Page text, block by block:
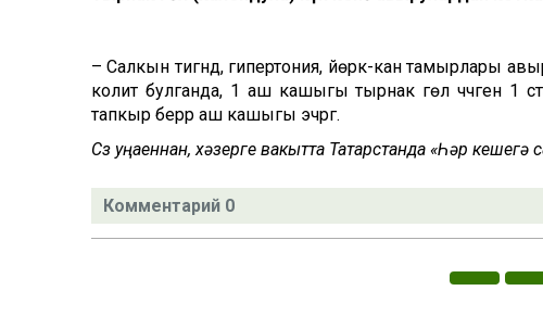
– Салкын тигәндә, гипертония, йөрәк-кан тамырлары
колит булганда, 1 аш кашыгы тырнак гөл чәчәген 1
тапкыр берәр аш кашыгы эчәргә.
Сүз уңаеннан, хәзерге вакытта Татарстанда «Һәр
Комментарий 0